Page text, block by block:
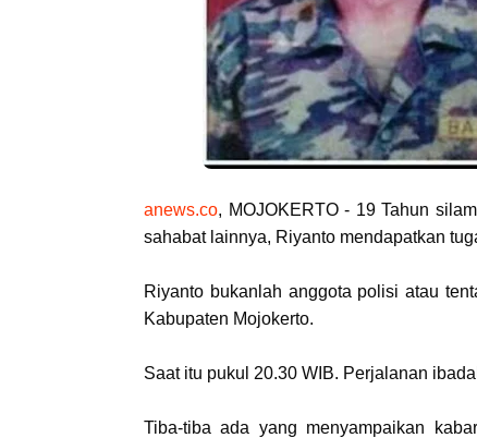
anews.co, MOJOKERTO - 19 Tahun
sahabat lainnya, Riyanto mendapatkan
Riyanto bukanlah anggota polisi atau
Kabupaten Mojokerto.
Saat itu pukul 20.30 WIB. Perjalanan
Tiba-tiba ada yang menyampaikan